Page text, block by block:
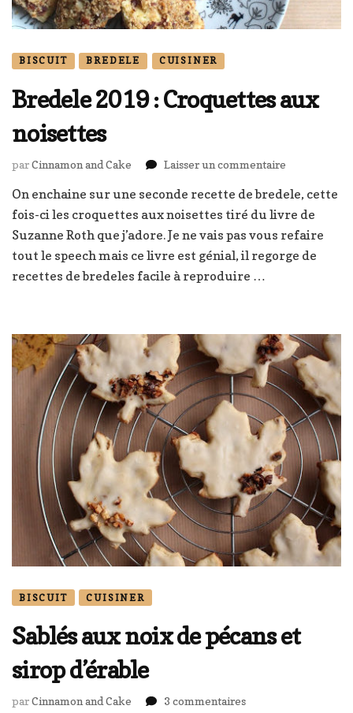
BISCUIT BREDELE CUISINER
Bredele 2019 : Croquettes aux
noisettes
parCinnamon and Cake Laisser un commentaire
2019
:
Croquettes
noisettes
On enchaine sur une seconde recette de bredele, cette
fois-ci les croquettes aux noisettes tiré du livre de
Suzanne Roth que j’adore. Je ne vais pas vous refaire
tout le speech mais ce livre est génial, il regorge de
recettes de bredeles facile à reproduire …
BISCUIT CUISINER
Sablés aux noix de pécans et
sirop d’érable
parCinnamon and Cake 3 commentairessur